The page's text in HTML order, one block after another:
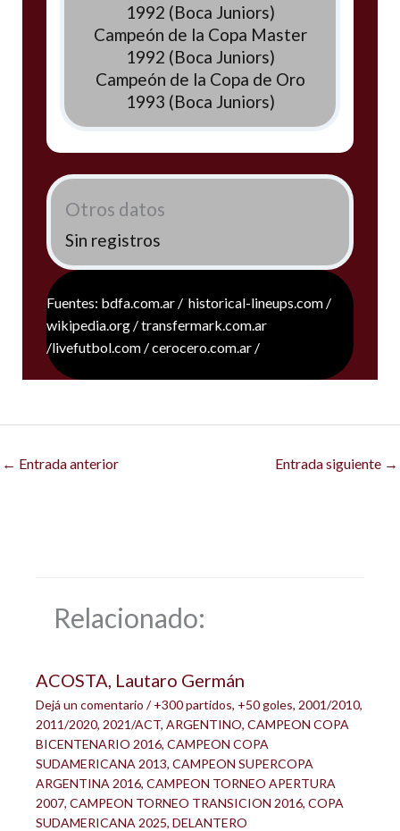
1992 (Boca Juniors)
Campeón de la Copa Master
1992 (Boca Juniors)
Campeón de la Copa de Oro
1993 (Boca Juniors)
Otros datos
Sin registros
Fuentes: bdfa.com.ar / historical-lineups.com /
wikipedia.org / transfermark.com.ar
/livefutbol.com / cerocero.com.ar /
← Entrada anterior Entrada siguiente →
Relacionado:
ACOSTA, Lautaro Germán
Dejá un comentario /+300 partidos, +50 goles, 2001/2010,
2011/2020, 2021/ACT, ARGENTINO, CAMPEON COPA
BICENTENARIO 2016, CAMPEON COPA
SUDAMERICANA 2013, CAMPEON SUPERCOPA
ARGENTINA 2016, CAMPEON TORNEO APERTURA
2007, CAMPEON TORNEO TRANSICION 2016, COPA
SUDAMERICANA 2025, DELANTERO